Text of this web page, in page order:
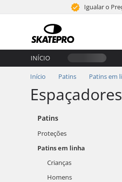
Igualar o
INÍCIO
Início Patins Patins em
Patins
Proteções
Patins em linha
Crianças
Homens